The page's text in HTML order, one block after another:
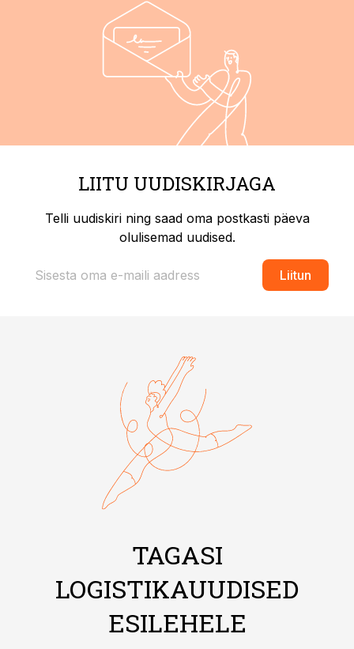
LIITU UUDISKIRJAGA
Telli uudiskiri ning saad oma postkasti päeva
olulisemad uudised.
Liitun
TAGASI
LOGISTIKAUUDISED
ESILEHELE